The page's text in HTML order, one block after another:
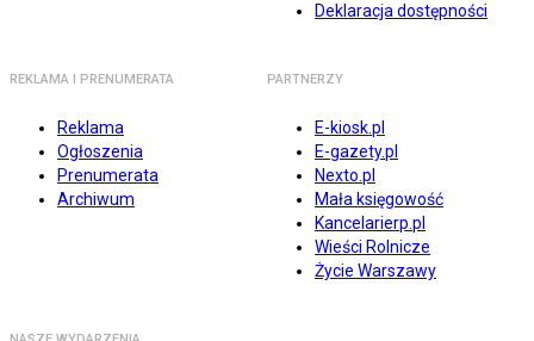
Deklaracja dostępności
REKLAMA I PRENUMERATA
Reklama
Ogłoszenia
Prenumerata
Archiwum
PARTNERZY
E-kiosk.pl
E-gazety.pl
Nexto.pl
Mała księgowość
Kancelarierp.pl
Wieści Rolnicze
Życie Warszawy